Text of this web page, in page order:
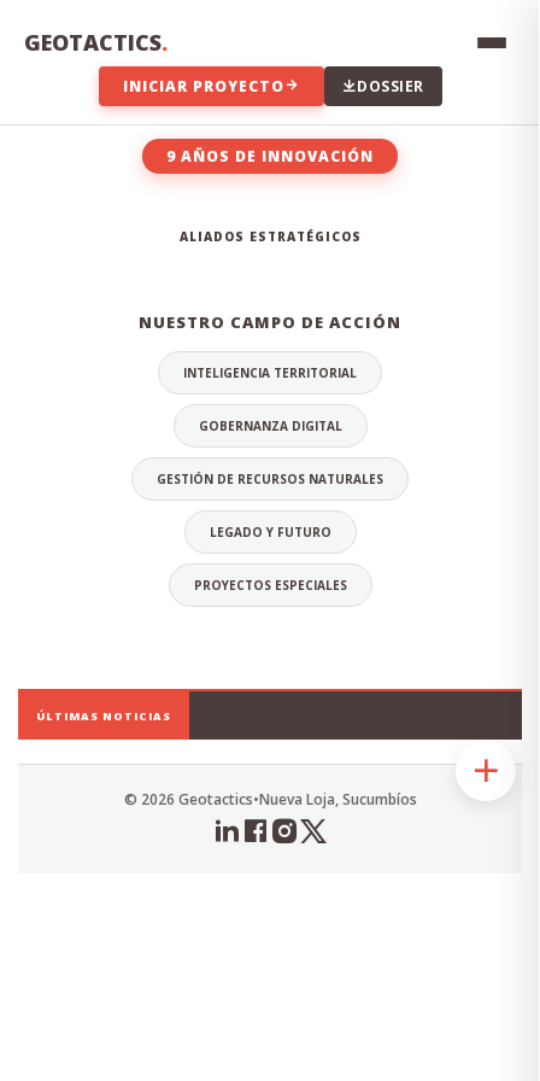
GEOTACTICS.
INICIAR PROYECTO DOSSIER
9 AÑOS DE INNOVACIÓN
ALIADOS ESTRATÉGICOS
NUESTRO CAMPO DE ACCIÓN
INTELIGENCIA TERRITORIAL
GOBERNANZA DIGITAL
GESTIÓN DE RECURSOS NATURALES
LEGADO Y FUTURO
PROYECTOS ESPECIALES
ÚLTIMAS NOTICIAS
© 2026 Geotactics•Nueva Loja, Sucumbíos
compromiso con el territorio y excelencia técnica en cada
INNOVACIÓN
CEO
Economista, Ingeniero Comercial.
Alias: Chuky
Email